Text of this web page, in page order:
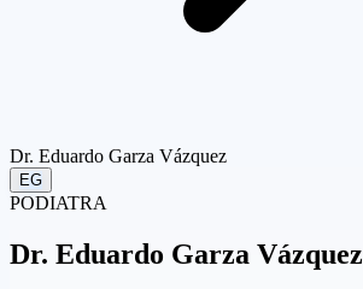
Dr. Eduardo Garza Vázquez
EG
PODIATRA
Dr. Eduardo Garza Vázquez